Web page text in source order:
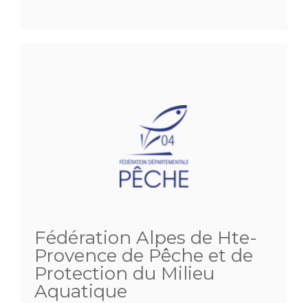
Fédération Alpes de Hte-
Provence de Pêche et de
Protection du Milieu
Aquatique